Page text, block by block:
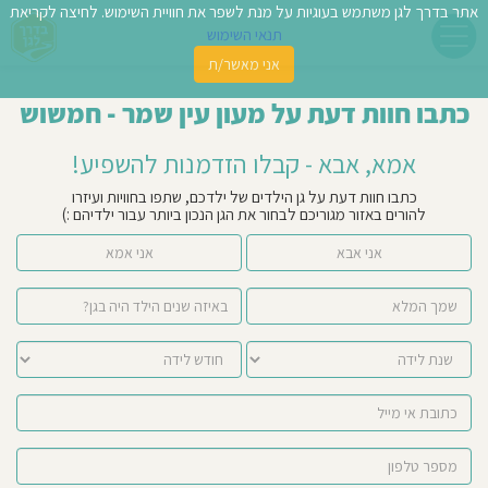
כתבו חוות דעת על מעון עין שמר - חמשוש
אמא, אבא - קבלו הזדמנות להשפיע!
כתבו חוות דעת על גן הילדים של ילדכם, שתפו בחוויות ועיזרו
להורים באזור מגוריכם לבחור את הגן הנכון ביותר עבור ילדיהם :)
אני אמא אני אבא
אתר בדרך לגן משתמש בעוגיות על מנת לשפר את חוויית השימוש. לחיצה לקריאת
תנאי השימוש
אני מאשר/ת